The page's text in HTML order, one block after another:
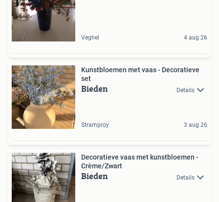
Veghel 4 aug 26
Kunstbloemen met vaas - Decoratieve
set
Bieden Details
Stramproy 3 aug 26
Decoratieve vaas met kunstbloemen -
Crème/Zwart
Bieden Details